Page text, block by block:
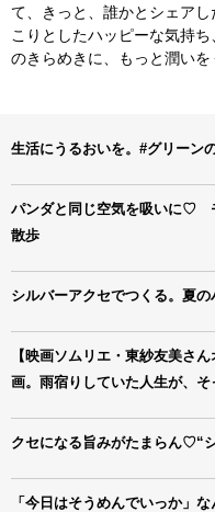
て、きっと、誰かとシェア
こりとしたハッピーな気持
のきらめきに、もっと潤いを
生活にうるおいを。#グリーン
パンダと同じ空気を吸いに♡
散歩
シルバーアクセでつくる。夏
【映画ソムリエ・東紗友美さ
画。雨宿りしていた人生が、そ
クセになる旨みがたまらん♡“
「今日はそうめんでいっか」